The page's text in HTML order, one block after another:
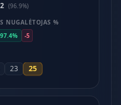
(96.9%)
NUGALĖTOJAS %
97.4%
-5
23 25